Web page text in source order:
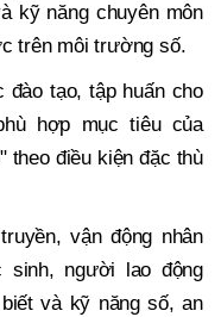
kỹ năng chuyên môn
trên môi trường số.
đào tạo, tập huấn cho
hợp mục tiêu của
theo điều kiện đặc thù
vận động nhân
sinh, người lao động
và kỹ năng số, an